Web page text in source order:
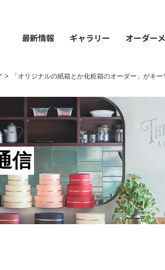
最新情報 ギャラリー オーダー
「オリジナルの紙箱とか化粧箱のオーダー」がキー
信